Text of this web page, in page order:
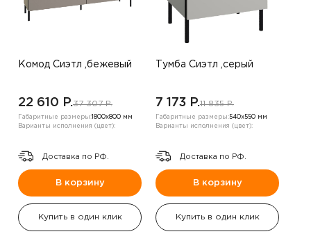
Комод Сиэтл ,бежевый
22 610 P.37 307 P.
Габаритные размеры: 1800х800 мм
Варианты исполнения (цвет):
Доставка по РФ.
В корзину
Купить в один клик
Тумба Сиэтл ,серый
7 173 P.11 835 P.
Габаритные размеры:540х550 мм
Варианты исполнения (цвет):
Доставка по РФ.
В корзину
Купить в один клик